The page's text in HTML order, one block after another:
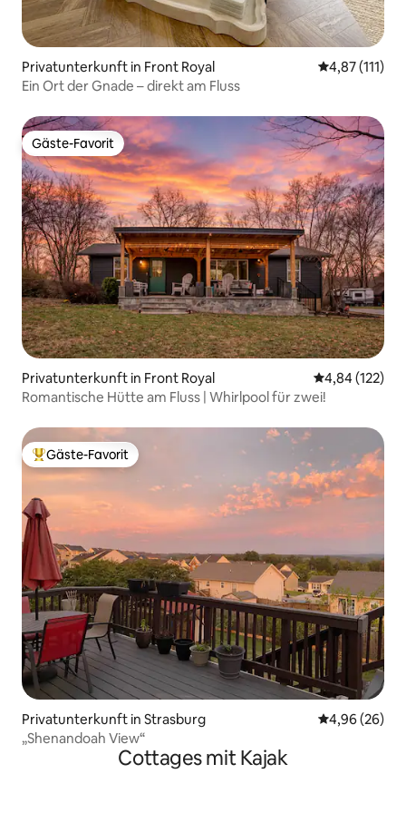
Privatunterkunft in Front Royal
4,87 (111)
Ein Ort der Gnade – direkt am Fluss
Gäste-Favorit
Gäste-Favorit
Privatunterkunft in Front Royal
4,84 (122)
Romantische Hütte am Fluss | Whirlpool für zwei!
Beliebter Gäste-Favorit.
Gäste-Favorit
Privatunterkunft in Strasburg
4,96 (26)
„Shenandoah View“
Cottages mit Kajak